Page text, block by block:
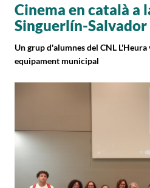
Cinema en català a
Singuerlín-Salvador
Un grup d'alumnes del CNL
equipament municipal